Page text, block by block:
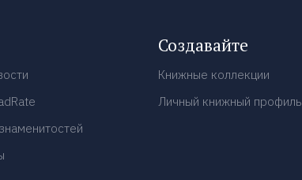
Создавайте
Книжные коллекции
Личный книжный профиль